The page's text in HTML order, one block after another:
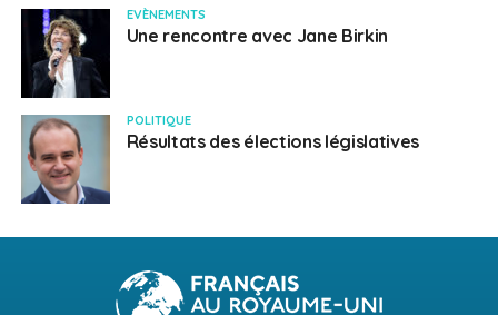
EVÈNEMENTS
Une rencontre avec Jane Birkin
POLITIQUE
Résultats des élections législatives